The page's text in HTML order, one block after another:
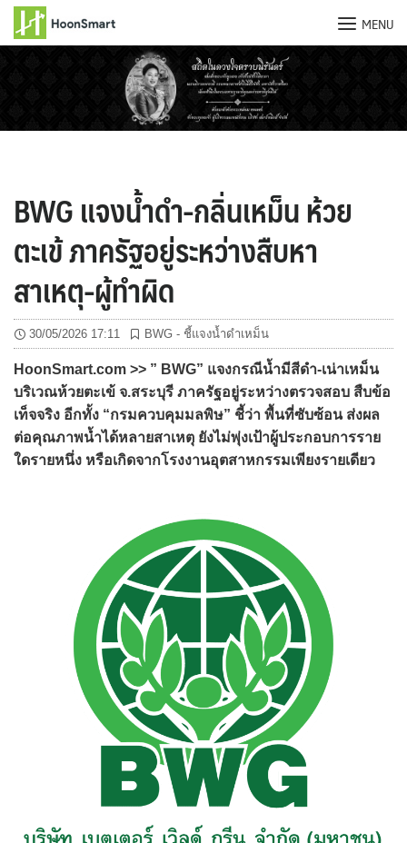
MENU
BWG แจงน้ำดำ-กลิ่นเหม็น ห้วย
ตะเข้ ภาครัฐอยู่ระหว่างสืบหา
สาเหตุ-ผู้ทำผิด
30/05/2026 17:11 BWG - ชี้แจงน้ำดำเหม็น
HoonSmart.com >> ” BWG” แจงกรณีน้ำมีสีดำ-เน่าเหม็น
บริเวณห้วยตะเข้ จ.สระบุรี ภาครัฐอยู่ระหว่างตรวจสอบ สืบข้อ
เท็จจริง อีกทั้ง “กรมควบคุมมลพิษ” ชี้ว่า พื้นที่ซับซ้อน ส่งผล
ต่อคุณภาพน้ำได้หลายสาเหตุ ยังไม่พุ่งเป้าผู้ประกอบการราย
ใดรายหนึ่ง หรือเกิดจากโรงงานอุตสาหกรรมเพียงรายเดียว